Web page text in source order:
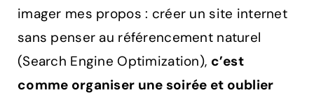
imager mes propos : créer un site internet
sans penser au référencement naturel
(Search Engine Optimization), c’est
comme organiser une soirée et oublier